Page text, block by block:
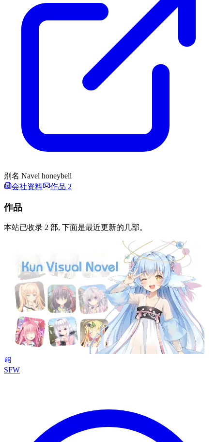
别名 Navel honeybell
会社资料
作品 2
作品
本站已收录 2 部, 下面是最近更新的几部。
SFW